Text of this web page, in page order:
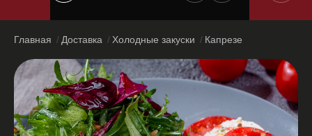
Главная Доставка Холодные закуски Капрезе